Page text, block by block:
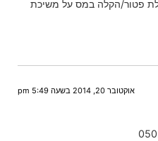
פטור/הקלה במס על משיכת
אוקטובר 20, 2014 בשעה 5:49 pm